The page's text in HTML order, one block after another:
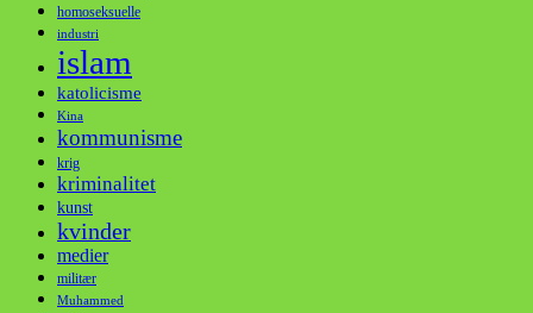
homoseksuelle
industri
islam
katolicisme
Kina
kommunisme
krig
kriminalitet
kunst
kvinder
medier
militær
Muhammed